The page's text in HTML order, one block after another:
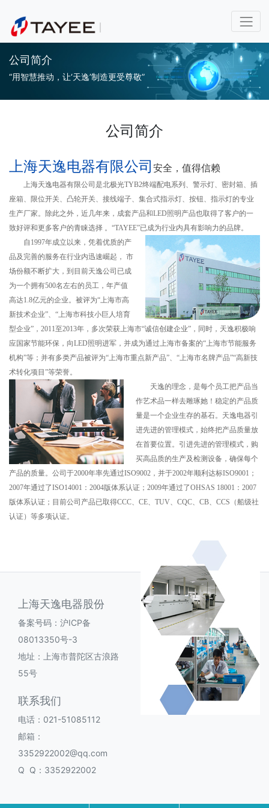
公司简介
“用智慧推动，让‘天逸’制造更受尊敬”
公司简介
上海天逸电器有限公司 安全，值得信赖
上海天逸电器有限公司是北极光TYB2终端配电系列、警示灯、 密封箱、插
座箱、限位开关、凸轮开关、接线端子、集合式指示灯、按钮、 指示灯的专业
生产厂家。除此之外，近几年来，成套产品和LED照明产品也取得了客户的一
致好评和更多客户的青睐选择 。“TAYEE”已成为行业内具有影响力的品牌。
自1997年成立以来，凭着优质的产
品及完善的服务在行业内迅速崛起， 市
场份额不断扩大，到目前天逸公司已成
为一个拥有500名左右的员工，年产值
高达1.8亿元的企业。被评为“上海市高
新技术企业”、“上海市科技小巨人培育
型企业”，2011至2013年，多次荣获上海市“诚信创建企业”，同时，天逸积极响
应国家节能环保，向LED照明进军，并成为通过上海市备案的“上海市节能服务
机构”等；并有多类产品被评为“上海市重点新产品”、“上海市名牌产品”“高新技
术转化项目”等荣誉。
天逸的理念，是每个员工把产品当
作艺术品一样去雕琢她！稳定的产品质
量是一个企业生存的基石。天逸电器引
进先进的管理模式，始终把产品质量放
在首要位置。引进先进的管理模式，购
买高品质的生产及检测设备，确保每个
产品的质量。公司于2000年率先通过ISO9002，并于2002年顺利达标ISO9001；
2007年通过了ISO14001：2004版体系认证；2009年通过了OHSAS 18001：2007
版体系认证；目前公司产品已取得CCC、CE、TUV、CQC、CB、CCS（船级社
认证）等多项认证。
上海天逸电器股份
备案号码： 沪ICP备
08013350号-3
地址：上海市普陀区古浪路
55号
联系我们
电话：021-51085112
邮箱：
3352922002@qq.com
Q Q：3352922002